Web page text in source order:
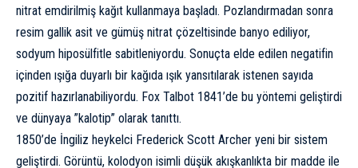
nitrat emdirilmiş kağıt kullanmaya başladı. Pozlandırmadan sonra
resim gallik asit ve gümüş nitrat çözeltisinde banyo ediliyor,
sodyum hiposülfitle sabitleniyordu. Sonuçta elde edilen negatifin
içinden ışığa duyarlı bir kağıda ışık yansıtılarak istenen sayıda
pozitif hazırlanabiliyordu. Fox Talbot 1841’de bu yöntemi geliştirdi
ve dünyaya ”kalotip” olarak tanıttı.
1850’de İngiliz heykelci Frederick Scott Archer yeni bir sistem
geliştirdi. Görüntü, kolodyon isimli düşük akışkanlıkta bir madde ile